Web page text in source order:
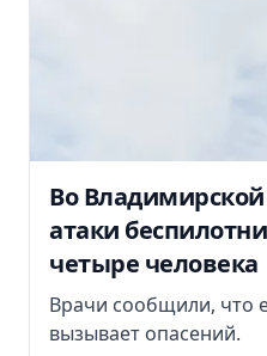
Во Владимирской
атаки
четыре человека
Врачи сообщили, что
вызывает опасений.